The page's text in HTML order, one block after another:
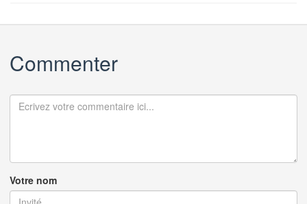
Commenter
Votre nom